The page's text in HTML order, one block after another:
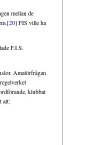
mellan de
[20] FIS ville ha
F.I.S.
Amatörfrågan
klubbat
att: